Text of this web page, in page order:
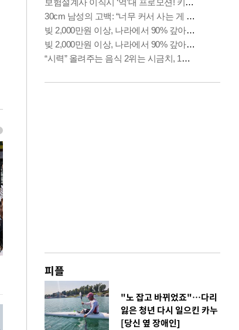
용산어린이정원 앞 즐비한 근조화환, 왜?
피플
"노 잡고 바뀌었죠"…다리
잃은 청년 다시 일으킨 카누
[당신 옆 장애인]